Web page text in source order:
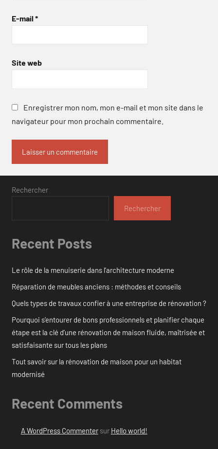
E-mail *
Site web
Enregistrer mon nom, mon e-mail et mon site dans le
navigateur pour mon prochain commentaire.
Rechercher
Rechercher
Recent Posts
Le rôle de la menuiserie dans l’architecture moderne
Réparation de meubles anciens : méthodes et conseils
Quels types de travaux confier à une entreprise de rénovation ?
Pourquoi s’entourer de bons professionnels et planifier chaque
étape est la clé d’une rénovation de maison fluide, maîtrisée et
satisfaisante sur tous les plans
Tout savoir sur la rénovation de maison pour un habitat
modernisé
Recent Comments
A WordPress Commentersur Hello world!